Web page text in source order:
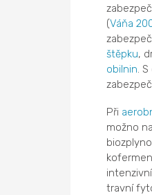
(Váňa
štěpku,
obilnin .
Při
možno
travní